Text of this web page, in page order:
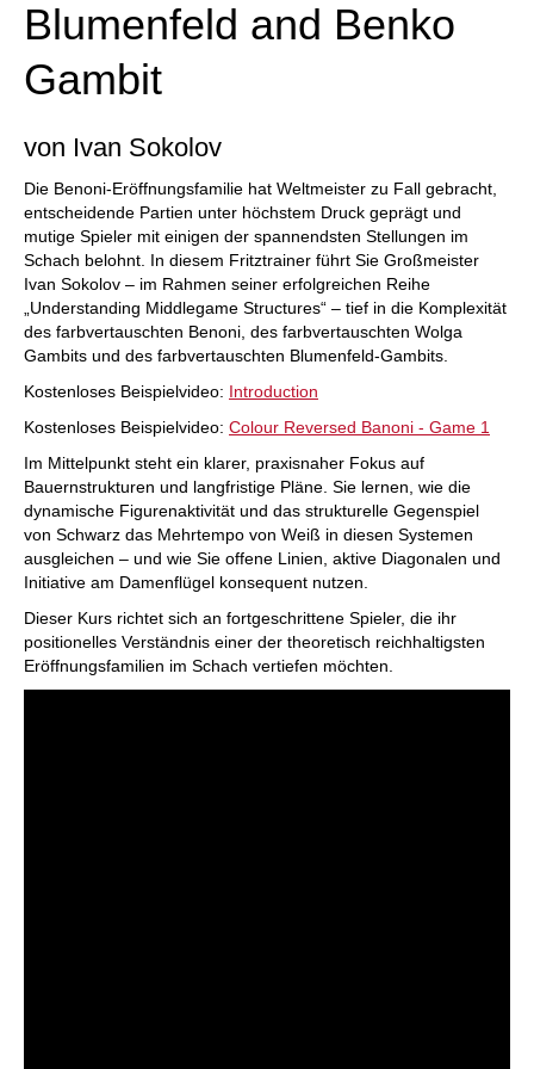
Blumenfeld and Benko
Gambit
von Ivan Sokolov
Die Benoni-Eröffnungsfamilie hat Weltmeister zu Fall gebracht,
entscheidende Partien unter höchstem Druck geprägt und
mutige Spieler mit einigen der spannendsten Stellungen im
Schach belohnt. In diesem Fritztrainer führt Sie Großmeister
Ivan Sokolov – im Rahmen seiner erfolgreichen Reihe
„Understanding Middlegame Structures“ – tief in die Komplexität
des farbvertauschten Benoni, des farbvertauschten Wolga
Gambits und des farbvertauschten Blumenfeld-Gambits.
Kostenloses Beispielvideo: Introduction
Kostenloses Beispielvideo: Colour Reversed Banoni - Game 1
Im Mittelpunkt steht ein klarer, praxisnaher Fokus auf
Bauernstrukturen und langfristige Pläne. Sie lernen, wie die
dynamische Figurenaktivität und das strukturelle Gegenspiel
von Schwarz das Mehrtempo von Weiß in diesen Systemen
ausgleichen – und wie Sie offene Linien, aktive Diagonalen und
Initiative am Damenflügel konsequent nutzen.
Dieser Kurs richtet sich an fortgeschrittene Spieler, die ihr
positionelles Verständnis einer der theoretisch reichhaltigsten
Eröffnungsfamilien im Schach vertiefen möchten.